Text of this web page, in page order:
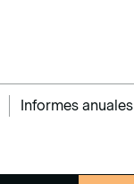
Informes anuales